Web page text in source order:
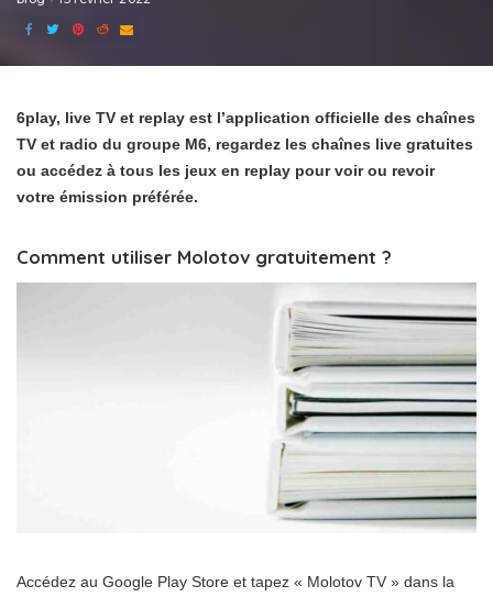
6play, live TV et replay est l’application officielle des chaînes
TV et radio du groupe M6, regardez les chaînes live gratuites
ou accédez à tous les jeux en replay pour voir ou revoir
votre émission préférée.
Comment utiliser Molotov gratuitement ?
Accédez au Google Play Store et tapez « Molotov TV » dans la